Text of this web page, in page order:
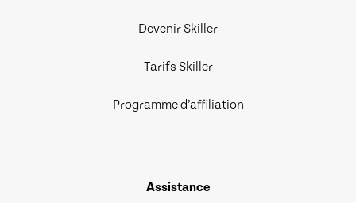
Devenir Skiller
Tarifs Skiller
Programme d’affiliation
Assistance